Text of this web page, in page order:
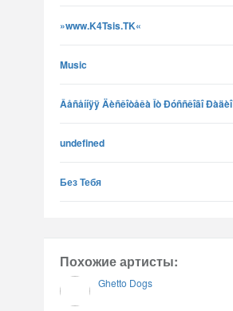
»www.K4Tsis.TK«
Music
Âåñåííÿÿ Äèñêîòåêà Îò Ðóññêîãî Ðàäèî
undefined
Без Тебя
Похожие артисты:
Ghetto Dogs